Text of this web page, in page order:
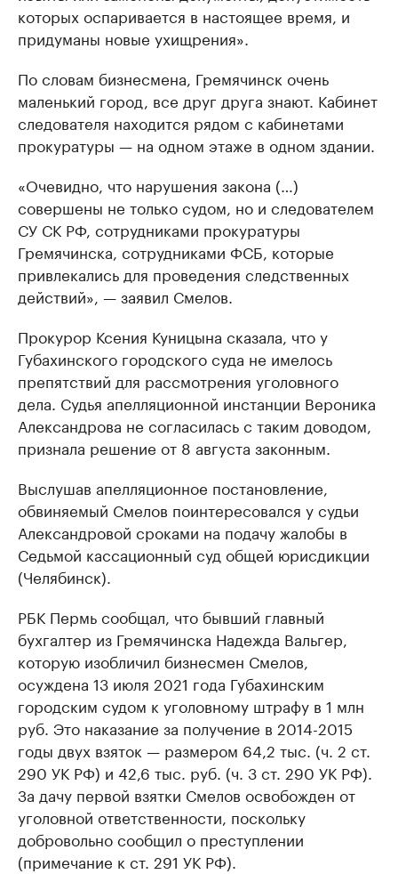
которых оспаривается в настоящее время, и
придуманы новые ухищрения».
По словам бизнесмена, Гремячинск очень
маленький город, все друг друга знают. Кабинет
следователя находится рядом с кабинетами
прокуратуры — на одном этаже в одном здании.
«Очевидно, что нарушения закона (…)
совершены не только судом, но и следователем
СУ СК РФ, сотрудниками прокуратуры
Гремячинска, сотрудниками ФСБ, которые
привлекались для проведения следственных
действий», — заявил Смелов.
Прокурор Ксения Куницына сказала, что у
Губахинского городского суда не имелось
препятствий для рассмотрения уголовного
дела. Судья апелляционной инстанции Вероника
Александрова не согласилась с таким доводом,
признала решение от 8 августа законным.
Выслушав апелляционное постановление,
обвиняемый Смелов поинтересовался у судьи
Александровой сроками на подачу жалобы в
Седьмой кассационный суд общей юрисдикции
(Челябинск).
РБК Пермь сообщал, что бывший главный
бухгалтер из Гремячинска Надежда Вальгер,
которую изобличил бизнесмен Смелов,
осуждена 13 июля 2021 года Губахинским
городским судом к уголовному штрафу в 1 млн
руб. Это наказание за получение в 2014-2015
годы двух взяток — размером 64,2 тыс. (ч. 2 ст.
290 УК РФ) и 42,6 тыс. руб. (ч. 3 ст. 290 УК РФ).
За дачу первой взятки Смелов освобожден от
уголовной ответственности, поскольку
добровольно сообщил о преступлении
(примечание к ст. 291 УК РФ).